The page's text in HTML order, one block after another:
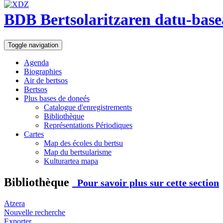
BDB Bertsolaritzaren datu-
Toggle navigation
Agenda
Biographies
Air de bertsos
Bertsos
Plus bases de doneés
Catalogue d'enregistrements
Bibliothèque
Représentations Périodiques
Cartes
Map des écoles du bertsu
Map du bertsularisme
Kulturartea mapa
Bibliothèque Pour savoir plus sur cette section
Atzera
Nouvelle recherche
Exporter